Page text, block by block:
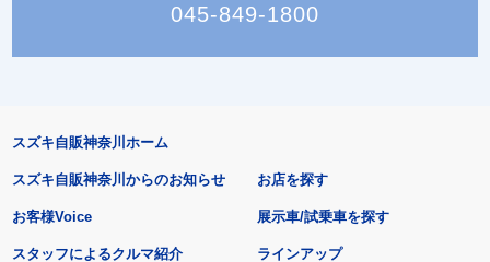
045-849-1800
スズキ自販神奈川ホーム
スズキ自販神奈川からのお知らせ
お客様Voice
スタッフによるクルマ紹介
お店を探す
展示車/試乗車を探す
ラインアップ